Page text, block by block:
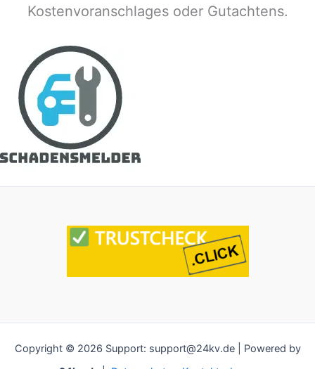
Kostenvoranschlages oder Gutachtens.
Copyright © 2026 Support: support@24kv.de | Powered by